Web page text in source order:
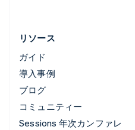
リソース
ガイド
導入事例
ブログ
コミュニティー
Sessions 年次カンファレ